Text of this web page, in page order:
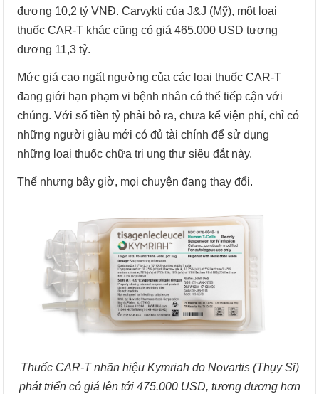
đương 10,2 tỷ VNĐ. Carvykti của J&J (Mỹ), một loại
thuốc CAR-T khác cũng có giá 465.000 USD tương
đương 11,3 tỷ.
Mức giá cao ngất ngưởng của các loại thuốc CAR-T
đang giới hạn phạm vi bệnh nhân có thể tiếp cận với
chúng. Với số tiền tỷ phải bỏ ra, chưa kể viện phí, chỉ có
những người giàu mới có đủ tài chính để sử dụng
những loại thuốc chữa trị ung thư siêu đắt này.
Thế nhưng bây giờ, mọi chuyện đang thay đổi.
Thuốc CAR-T nhãn hiệu Kymriah do Novartis (Thụy Sĩ)
phát triển có giá lên tới 475.000 USD, tương đương hơn